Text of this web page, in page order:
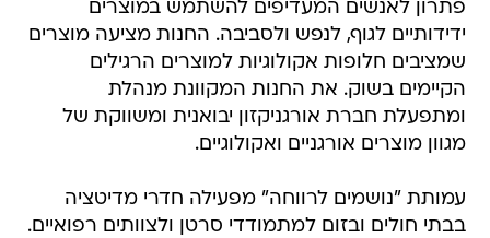
פתרון לאנשים המעדיפים להשתמש במוצרים
ידידותיים לגוף, לנפש ולסביבה. החנות מציעה מוצרים
שמציבים חלופות אקולוגיות למוצרים הרגילים
הקיימים בשוק. את החנות המקוונת מנהלת
ומתפעלת חברת אורגניקזון יבואנית ומשווקת של
מגוון מוצרים אורגניים ואקולוגיים.
עמותת "נושמים לרווחה" מפעילה חדרי מדיטציה
בבתי חולים ובזום למתמודדי סרטן ולצוותים רפואיים.